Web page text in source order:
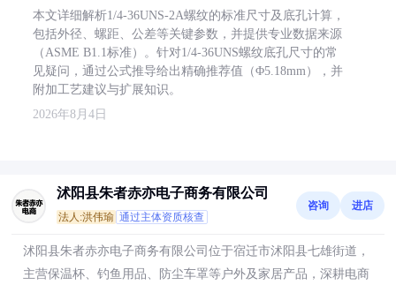
本文详细解析1/4-36UNS-2A螺纹的标准尺寸及底孔计算，
包括外径、螺距、公差等关键参数，并提供专业数据来源
（ASME B1.1标准）。针对1/4-36UNS螺纹底孔尺寸的常
见疑问，通过公式推导给出精确推荐值（Φ5.18mm），并
附加工艺建议与扩展知识。
2026年8月4日
沭阳县朱者赤亦电子商务有限公司
法人:洪伟瑜 通过主体资质核查
咨询 进店
沭阳县朱者赤亦电子商务有限公司位于宿迁市沭阳县七雄街道，
主营保温杯、钓鱼用品、防尘车罩等户外及家居产品，深耕电商